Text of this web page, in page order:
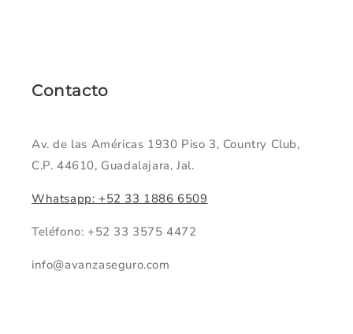
Contacto
Av. de las Américas 1930 Piso 3, Country Club,
C.P. 44610, Guadalajara, Jal.
Whatsapp: +52 33 1886 6509
Teléfono: +52 33 3575 4472
info@avanzaseguro.com